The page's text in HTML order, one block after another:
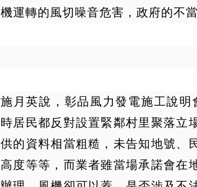
機運轉的風切噪音危害，政府的不
施月英說，彰品風力發電施工說
時居民都反對設置緊鄰村里聚落立
供的資料相當粗糙，未告知地號、
高度等等，而業者雖當場承諾會在